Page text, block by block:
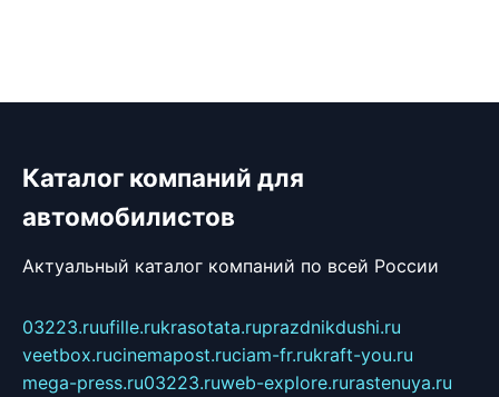
Каталог компаний для
автомобилистов
Актуальный каталог компаний по всей России
03223.ruufille.rukrasotata.ruprazdnikdushi.ru
veetbox.rucinemapost.ruciam-fr.rukraft-you.ru
mega-press.ru03223.ruweb-explore.rurastenuya.ru